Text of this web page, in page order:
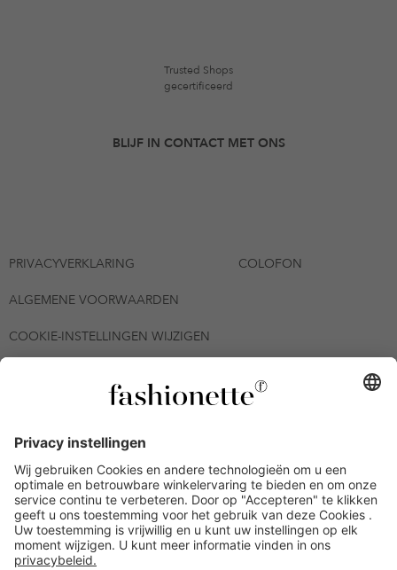
Trusted Shops
gecertificeerd
BLIJF IN CONTACT MET ONS
PRIVACYVERKLARING COLOFON
ALGEMENE VOORWAARDEN
COOKIE-INSTELLINGEN WIJZIGEN
inwisselbaar op alle artikelen op de pagina
fashionette.nl/selected-styles. De voorwaarden zoals vastgelegd in
artikel 9 van de algemene voorwaarden zijn van toepassing.
Bepaalde merken en artikelen kunnen uitgesloten zijn.
Kredietwaardigheid nodig. Alle prijzen inclusief btw en zonder
verzendkosten. De personen die genoemd of gepresenteerd zijn,
hebben geen van de aangeboden producten op de site